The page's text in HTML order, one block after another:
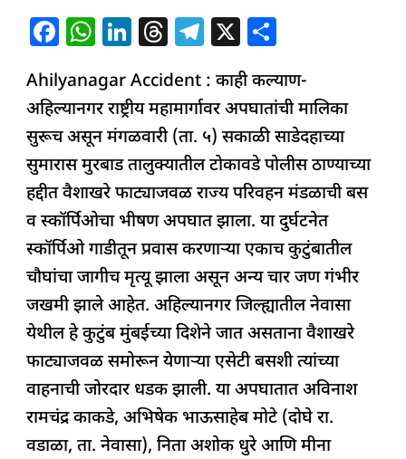
F
c
e
b
o
o
k
W
at
s
A
p
p
Li
k
e
dI
n
T
re
a
d
s
T
e
g
ra
m
X
ar
e
Ahilyanagar Accident : काही कल्याण-
अहिल्यानगर राष्ट्रीय महामार्गावर अपघातांची मालिका
सुरूच असून मंगळवारी (ता. ५) सकाळी साडेदहाच्या
सुमारास मुरबाड तालुक्यातील टोकावडे पोलीस ठाण्याच्या
हद्दीत वैशाखरे फाट्याजवळ राज्य परिवहन मंडळाची बस
व स्कॉर्पिओचा भीषण अपघात झाला. या दुर्घटनेत
स्कॉर्पिओ गाडीतून प्रवास करणाऱ्या एकाच कुटुंबातील
चौघांचा जागीच मृत्यू झाला असून अन्य चार जण गंभीर
जखमी झाले आहेत. अहिल्यानगर जिल्ह्यातील नेवासा
येथील हे कुटुंब मुंबईच्या दिशेने जात असताना वैशाखरे
फाट्याजवळ समोरून येणाऱ्या एसेटी बसशी त्यांच्या
वाहनाची जोरदार धडक झाली. या अपघातात अविनाश
रामचंद्र काकडे, अभिषेक भाऊसाहेब मोटे (दोघे रा.
वडाळा, ता. नेवासा), निता अशोक धुरे आणि मीना